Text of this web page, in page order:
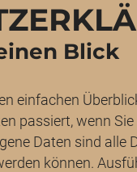
Blick
einfachen
passiert, wenn Sie
Daten sind alle
können.